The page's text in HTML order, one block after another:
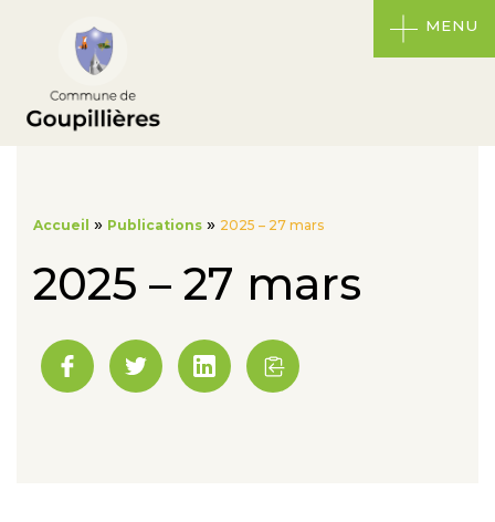
MENU
Accueil » Publications » 2025 – 27 mars
2025 – 27 mars